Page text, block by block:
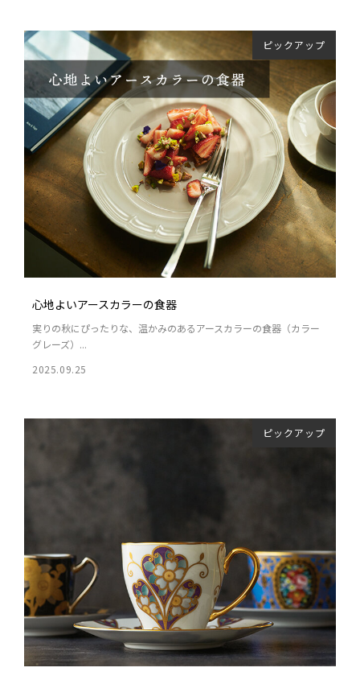
ピックアップ
心地よいアースカラーの食器
実りの秋にぴったりな、温かみのあるアースカラーの食器（カラー
グレーズ）...
2025.09.25
ピックアップ